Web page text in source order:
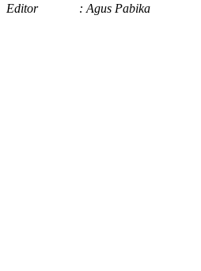
Editor : Agus Pabika